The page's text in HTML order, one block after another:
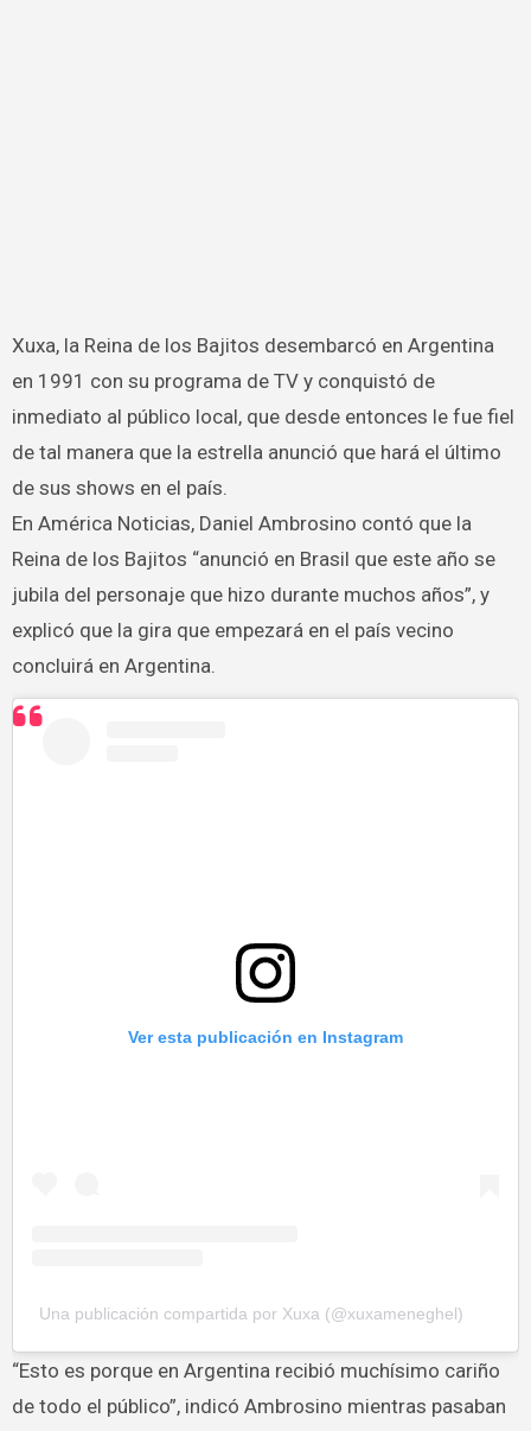
Xuxa, la Reina de los Bajitos desembarcó en Argentina
en 1991 con su programa de TV y conquistó de
inmediato al público local, que desde entonces le fue fiel
de tal manera que la estrella anunció que hará el último
de sus shows en el país.
En América Noticias, Daniel Ambrosino contó que la
Reina de los Bajitos “anunció en Brasil que este año se
jubila del personaje que hizo durante muchos años”, y
explicó que la gira que empezará en el país vecino
concluirá en Argentina.
Ver esta publicación en Instagram
Una publicación compartida por Xuxa (@xuxameneghel)
“Esto es porque en Argentina recibió muchísimo cariño
de todo el público”, indicó Ambrosino mientras pasaban